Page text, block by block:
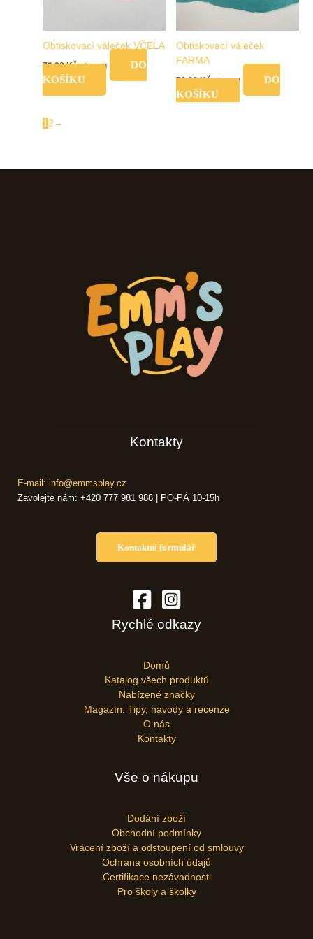
Obtiskovací váleček VČELA
79,00Kč vč. DPH
DO
KOŠÍKU
Obtiskovací váleček
FARMA
79,00Kč vč. DPH
DO
KOŠÍKU
12 →
Kontakty
E-mail: info@emmsplay.cz
Zavolejte nám: +420 777 981 988 | PO-PÁ 10-15h
Kontaktní formulář
Rychlé odkazy
Domů
Katalog všech produktů
Nabízené značky
Magazín: Tipy, návody a recenze
O nás
Kontakty
Vše o nákupu
Dodání zboží
Obchodní podmínky
Vrácení zboží a odstoupení od smlouvy
Ochrana osobních údajů
Certifikace nezávadnosti
Pro školy a školky